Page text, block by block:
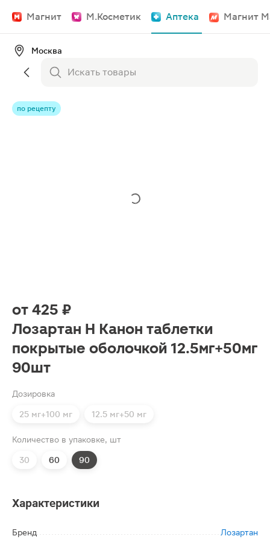
Магнит М.Косметик Аптека Магнит
Москва
по рецепту
от 425 ₽
Лозартан Н Канон таблетки
покрытые оболочкой 12.5мг+50мг
90шт
Дозировка
25 мг+100 мг 12.5 мг+50 мг
Количество в упаковке, шт
30 60 90
Характеристики
Бренд
Лозартан